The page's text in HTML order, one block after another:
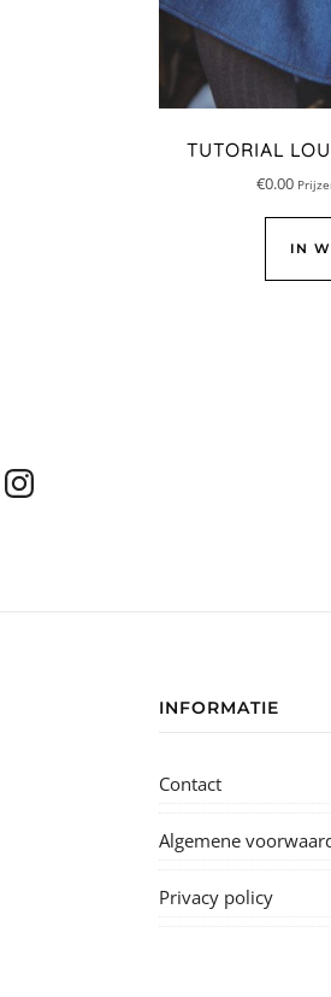
TUTORIAL
€0.00
IN
INFORMATIE
Contact
Algemene
Privacy policy